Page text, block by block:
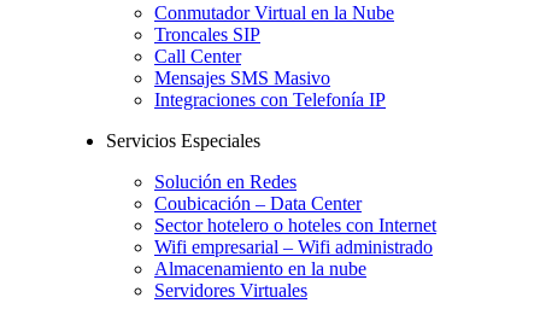
Conmutador Virtual en la Nube
Troncales SIP
Call Center
Mensajes SMS Masivo
Integraciones con Telefonía IP
Servicios Especiales
Solución en Redes
Coubicación – Data Center
Sector hotelero o hoteles con Internet
Wifi empresarial – Wifi administrado
Almacenamiento en la nube
Servidores Virtuales